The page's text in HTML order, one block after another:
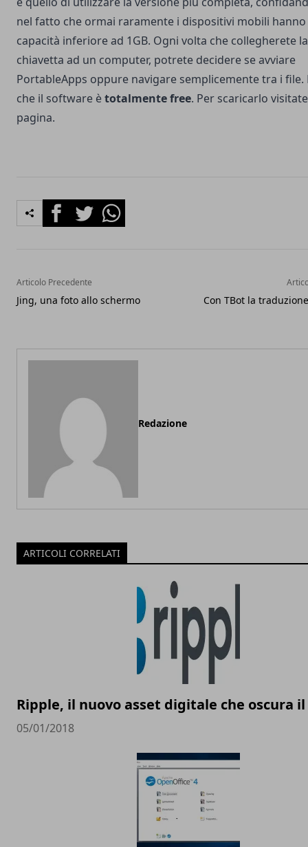
nel fatto che ormai raramente i dispositivi mobili
capacità inferiore ad 1GB. Ogni volta che collegherete
chiavetta ad un computer, potrete decidere se avviare
PortableApps oppure navigare semplicemente tra i file.
che il software ètotalmente free. Per scaricarlo
pagina.
FacebookTwitterWhatsapp
Articolo Precedente
Jing, una foto allo schermo Con TBot la
Redazione
ARTICOLI CORRELATI
Ripple, il nuovo asset digitale che oscura
05/01/2018